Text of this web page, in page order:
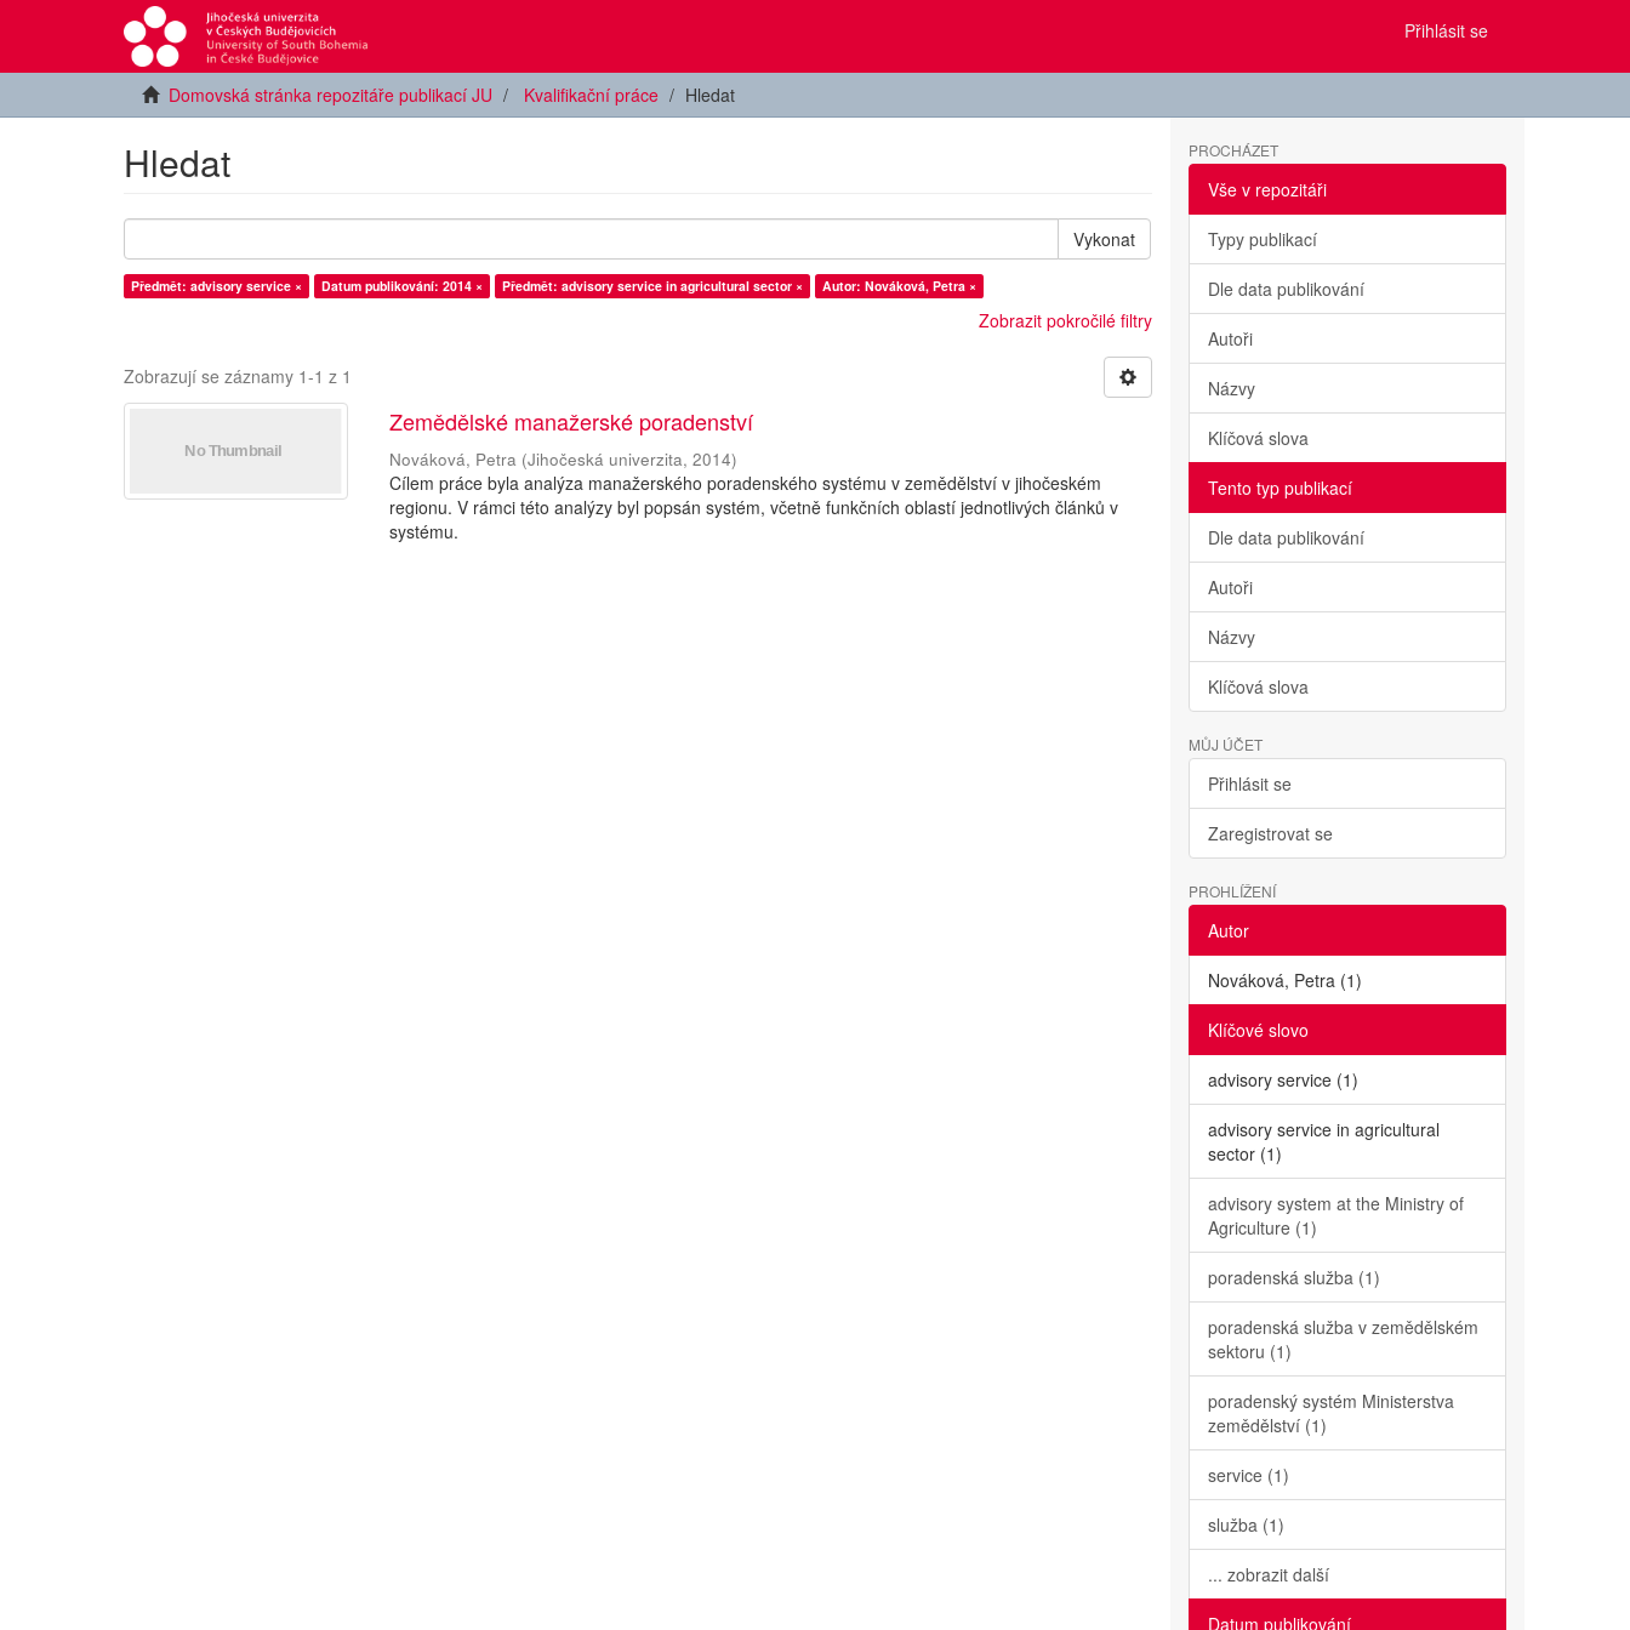
Přihlásit se
Domovská stránka repozitáře publikací JU Kvalifikační práce Hledat
Hledat
Vykonat
Předmět: advisory service × Datum publikování: 2014 × Předmět: advisory service in agricultural sector × Autor: Nováková, Petra ×
Zobrazit pokročilé filtry
Zobrazují se záznamy 1-1 z 1
Zemědělské manažerské poradenství
Nováková, Petra (Jihočeská univerzita,2014)
Cílem práce byla analýza manažerského poradenského systému v zemědělství v jihočeském
regionu. V rámci této analýzy byl popsán systém, včetně funkčních oblastí jednotlivých článků v
systému.
PROCHÁZET
Vše v repozitáři
Typy publikací
Dle data publikování
Autoři
Názvy
Klíčová slova
Tento typ publikací
Dle data publikování
Autoři
Názvy
Klíčová slova
MŮJ ÚČET
Přihlásit se
Zaregistrovat se
PROHLÍŽENÍ
Autor
Nováková, Petra (1)
Klíčové slovo
advisory service (1)
advisory service in agricultural
sector (1)
advisory system at the Ministry of
Agriculture (1)
poradenská služba (1)
poradenská služba v zemědělském
sektoru (1)
poradenský systém Ministerstva
zemědělství (1)
service (1)
služba (1)
... zobrazit další
Datum publikování